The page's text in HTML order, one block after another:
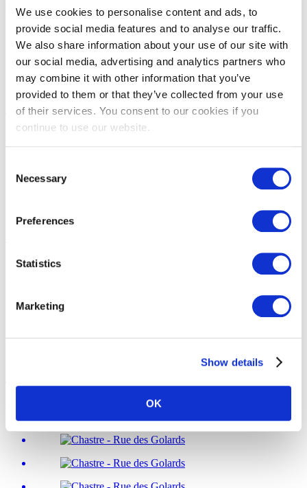
We use cookies to personalise content and ads, to
provide social media features and to analyse our traffic.
We also share information about your use of our site with
our social media, advertising and analytics partners who
may combine it with other information that you’ve
provided to them or that they’ve collected from your use
of their services. You consent to our cookies if you
continue to use our website.
Selection
Necessary
Preferences
Statistics
Marketing
Show details
OK
woningen te koop
Court-Saint-Etienne
Verkocht
appartementen te koop